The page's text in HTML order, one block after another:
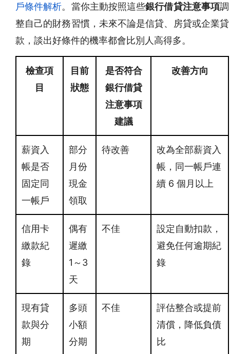
戶條件解析。當你主動按照這些銀行借貸注意事項調
整自己的財務習慣，未來不論是信貸、房貸或企業貸
款，談出好條件的機率都會比別人高得多。
檢查項
目
目前
狀態
是否符合
銀行借貸
注意事項
建議
改善方向
薪資入
帳是否
固定同
一帳戶
部分
月份
現金
領取
待改善
改為全部薪資入
帳，同一帳戶連
續 6 個月以上
信用卡
繳款紀
錄
偶有
遲繳
1～3
天
不佳
設定自動扣款，
避免任何逾期紀
錄
現有貸
款與分
期
多頭
小額
分期
不佳
評估整合或提前
清償，降低負債
比